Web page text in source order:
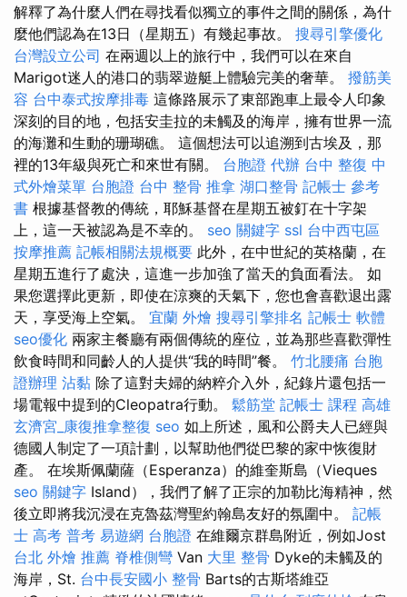
解釋了為什麼人們在尋找看似獨立的事件之間的關係，為什
麼他們認為在13日（星期五）有幾起事故。 搜尋引擎優化
台灣設立公司 在兩週以上的旅行中，我們可以在來自
Marigot迷人的港口的翡翠遊艇上體驗完美的奢華。 撥筋美
容 台中泰式按摩排毒 這條路展示了東部跑車上最令人印象
深刻的目的地，包括安圭拉的未觸及的海岸，擁有世界一流
的海灘和生動的珊瑚礁。 這個想法可以追溯到古埃及，那
裡的13年級與死亡和來世有關。 台胞證 代辦 台中 整復 中
式外燴菜單 台胞證 台中 整骨 推拿 湖口整骨 記帳士 參考
書 根據基督教的傳統，耶穌基督在星期五被釘在十字架
上，這一天被認為是不幸的。 seo 關鍵字 ssl 台中西屯區
按摩推薦 記帳相關法規概要 此外，在中世紀的英格蘭，在
星期五進行了處決，這進一步加強了當天的負面看法。 如
果您選擇此更新，即使在涼爽的天氣下，您也會喜歡退出露
天，享受海上空氣。 宜蘭 外燴 搜尋引擎排名 記帳士 軟體
seo優化 兩家主餐廳有兩個傳統的座位，並為那些喜歡彈性
飲食時間和同齡人的人提供“我的時間”餐。 竹北腰痛 台胞
證辦理 沾黏 除了這對夫婦的納粹介入外，紀錄片還包括一
場電報中提到的Cleopatra行動。 鬆筋堂 記帳士 課程 高雄
玄濟宮_康復推拿整復 seo 如上所述，風和公爵夫人已經與
德國人制定了一項計劃，以幫助他們從巴黎的家中恢復財
產。 在埃斯佩蘭薩（Esperanza）的維奎斯島（Vieques
seo 關鍵字 Island），我們了解了正宗的加勒比海精神，然
後立即將我沉浸在克魯茲灣聖約翰島友好的氛圍中。 記帳
士 高考 普考 易遊網 台胞證 在維爾京群島附近，例如Jost
台北 外燴 推薦 脊椎側彎 Van 大里 整骨 Dyke的未觸及的
海岸，St. 台中長安國小 整骨 Barts的古斯塔維亞